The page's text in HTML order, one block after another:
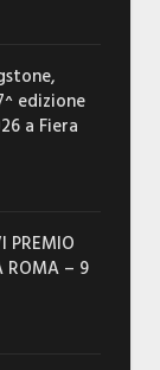
edizione
a Fiera
PREMIO
ROMA – 9